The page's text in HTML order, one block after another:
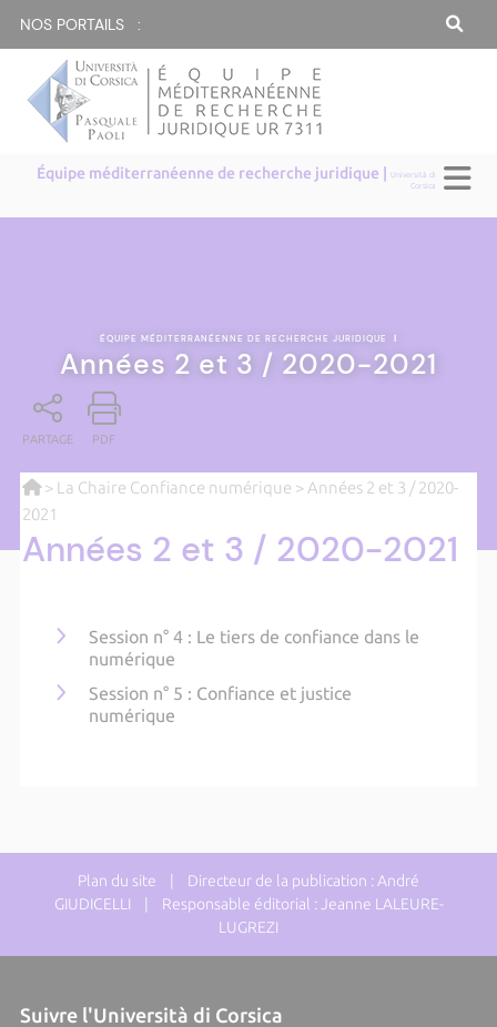
NOS PORTAILS :
Équipe méditerranéenne de recherche juridique |Università di
Corsica
ÉQUIPE MÉDITERRANÉENNE DE RECHERCHE JURIDIQUE |
Années 2 et 3 / 2020-2021
PARTAGE PDF
> La Chaire Confiance numérique > Années 2 et 3 / 2020-
2021
Années 2 et 3 / 2020-2021
Session n° 4 : Le tiers de confiance dans le
numérique
Session n° 5 : Confiance et justice
numérique
Plan du site | Directeur de la publication : André
GIUDICELLI | Responsable éditorial : Jeanne LALEURE-
LUGREZI
Suivre l'Università di Corsica